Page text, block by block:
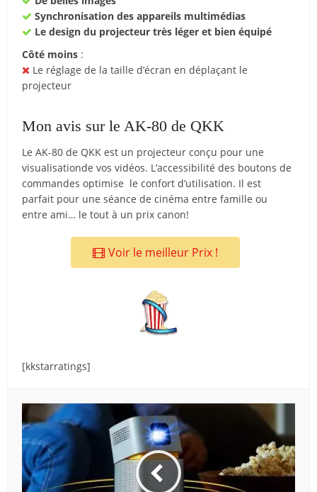
Synchronisation des appareils multimédias
Le design du projecteur très léger et bien équipé
Côté moins :
Le réglage de la taille d’écran en déplaçant le
projecteur
Mon avis sur le AK-80 de QKK
Le AK-80 de QKK est un projecteur conçu pour une
visualisationde vos vidéos. L’accessibilité des boutons de
commandes optimise le confort d’utilisation. Il est
parfait pour une séance de cinéma entre famille ou
entre ami… le tout à un prix canon!
Voir le meilleur Prix !
[kkstarratings]